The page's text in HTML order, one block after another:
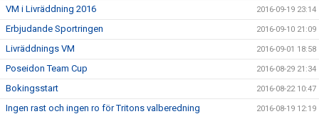
VM i Livräddning 2016 2016-09-19 23:14
Erbjudande Sportringen 2016-09-10 21:09
Livräddnings VM 2016-09-01 18:58
Poseidon Team Cup 2016-08-29 21:34
Bokingsstart 2016-08-22 10:47
Ingen rast och ingen ro för Tritons valberedning 2016-08-19 12:19